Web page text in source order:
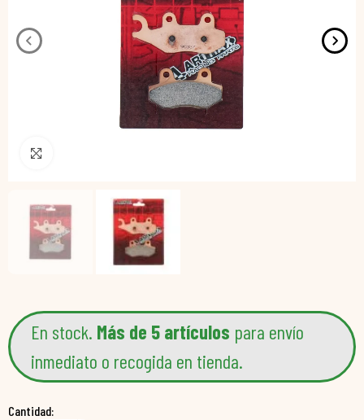
En stock. Más de 5 artículos para envío
inmediato o recogida en tienda.
Cantidad: